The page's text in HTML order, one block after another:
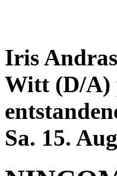
Iris
Witt (D/A)
Sa. 15.